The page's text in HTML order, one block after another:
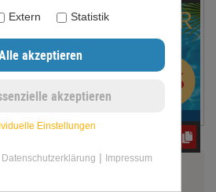
Berechnen
Extern Statistik
Einstellungen
Datenschutzerklärung | Impressum